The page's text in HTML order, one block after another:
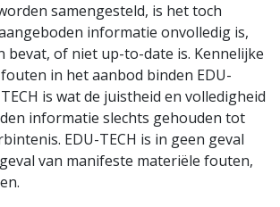
samengesteld, is het toch
informatie onvolledig is,
bevat, of niet up-to-date is. Kennelijke
in het aanbod binden EDU-
is wat de juistheid en volledigheid
informatie slechts gehouden tot
EDU-TECH is in geen geval
van manifeste materiële fouten,